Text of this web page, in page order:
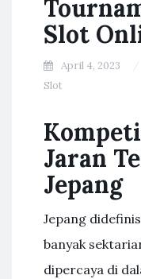
Slot
April 4, 2023
Slot
Jaran
Jepang
Jepang
banyak
dipercaya di